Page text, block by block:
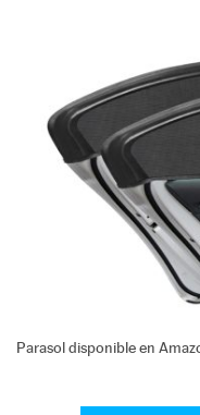
Parasol disponible en